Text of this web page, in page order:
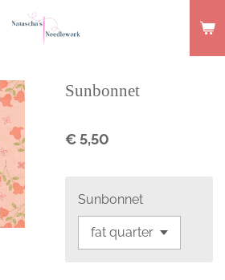
Sunbonnet
€ 5,50
Sunbonnet